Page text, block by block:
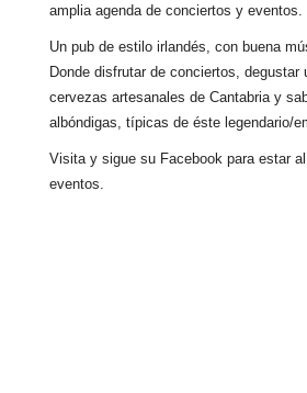
amplia agenda de conciertos y eventos.
Un pub de estilo irlandés, con buena
Donde disfrutar de conciertos, degustar
cervezas artesanales de Cantabria y
albóndigas, típicas de éste legendario/
Visita y sigue su Facebook para estar
eventos.